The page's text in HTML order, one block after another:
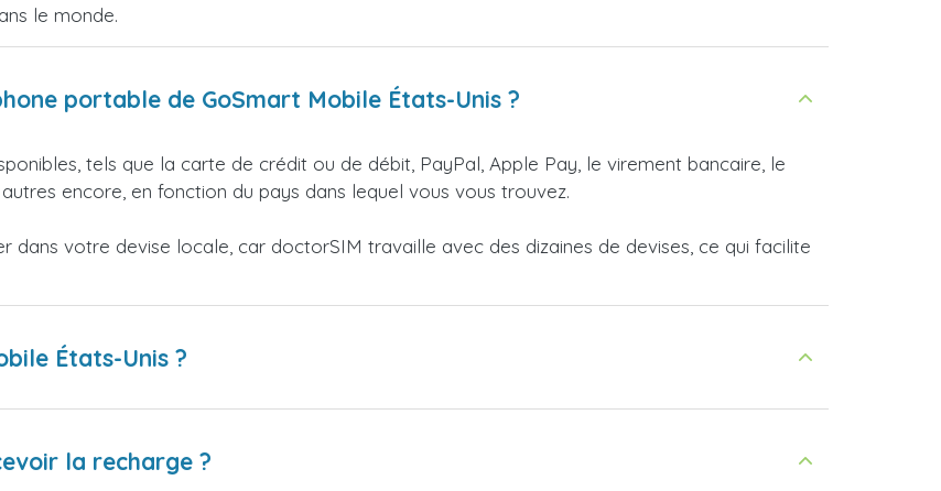
le monde.
portable de GoSmart Mobile États-Unis ?
tels que la carte de crédit ou de débit, PayPal, Apple Pay, le virement bancaire, le
encore, en fonction du pays dans lequel vous vous trouvez.
dans votre devise locale, car doctorSIM travaille avec des dizaines de devises, ce qui facilite
États-Unis ?
la recharge ?